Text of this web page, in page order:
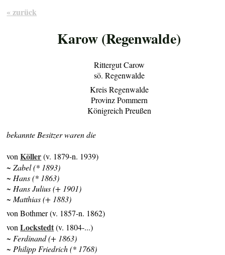
« zurück
Karow (Regenwalde)
Rittergut Carow
sö. Regenwalde
Kreis Regenwalde
Provinz Pommern
Königreich Preußen
bekannte Besitzer waren die
vonKöller(v. 1879-n. 1939)
~ Zabel (* 1893)
~ Hans (* 1863)
~ Hans Julius (+ 1901)
~ Matthias (+ 1883)
von Bothmer (v. 1857-n. 1862)
vonLockstedt(v. 1804-...)
~ Ferdinand (+ 1863)
~ Philipp Friedrich (* 1768)